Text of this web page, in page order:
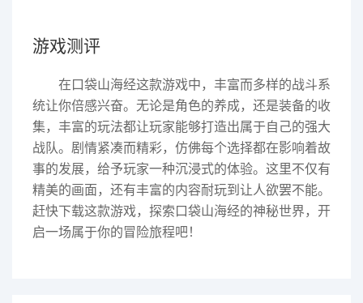
游戏测评
在口袋山海经这款游戏中，丰富而多样的战斗系
统让你倍感兴奋。无论是角色的养成，还是装备的收
集，丰富的玩法都让玩家能够打造出属于自己的强大
战队。剧情紧凑而精彩，仿佛每个选择都在影响着故
事的发展，给予玩家一种沉浸式的体验。这里不仅有
精美的画面，还有丰富的内容耐玩到让人欲罢不能。
赶快下载这款游戏，探索口袋山海经的神秘世界，开
启一场属于你的冒险旅程吧！